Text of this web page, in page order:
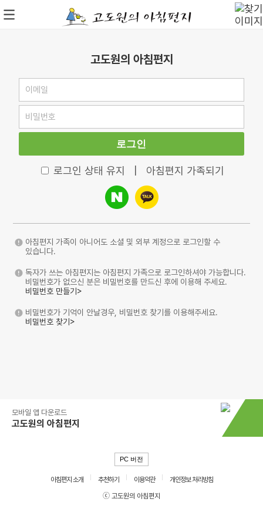
고도원의 아침편지
로그인
로그인 상태 유지 아침편지 가족되기
아침편지 가족이 아니어도 소셜 및 외부 계정으로 로그인할 수
있습니다.
독자가 쓰는 아침편지는 아침편지 가족으로 로그인하셔야 가능합니다.
비밀번호가 없으신 분은 비밀번호를 만드신 후에 이용해 주세요.
비밀번호 만들기>
비밀번호가 기억이 안날경우, 비밀번호 찾기를 이용해주세요.
비밀번호 찾기>
모바일 앱 다운로드
고도원의 아침편지
PC 버전
아침편지 소개 추천하기 이용약관
개인정보 처리방침
ⓒ 고도원의 아침편지